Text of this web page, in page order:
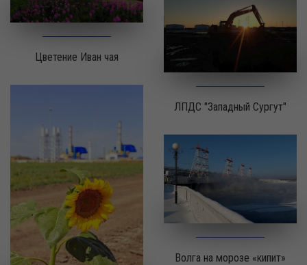
Цветение Иван чая
ЛПДС "Западный Сургут"
Волга на морозе «кипит»